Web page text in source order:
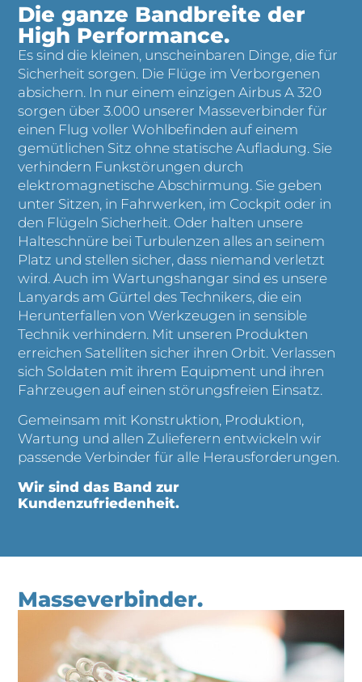
Die ganze Bandbreite der
High Performance.
Es sind die kleinen, unscheinbaren Dinge, die für
Sicherheit sorgen. Die Flüge im Verborgenen
absichern. In nur einem einzigen Airbus A 320
sorgen über 3.000 unserer Masseverbinder für
einen Flug voller Wohlbefinden auf einem
gemütlichen Sitz ohne statische Aufladung. Sie
verhindern Funkstörungen durch
elektromagnetische Abschirmung. Sie geben
unter Sitzen, in Fahrwerken, im Cockpit oder in
den Flügeln Sicherheit. Oder halten unsere
Halteschnüre bei Turbulenzen alles an seinem
Platz und stellen sicher, dass niemand verletzt
wird. Auch im Wartungshangar sind es unsere
Lanyards am Gürtel des Technikers, die ein
Herunterfallen von Werkzeugen in sensible
Technik verhindern. Mit unseren Produkten
erreichen Satelliten sicher ihren Orbit. Verlassen
sich Soldaten mit ihrem Equipment und ihren
Fahrzeugen auf einen störungsfreien Einsatz.
Gemeinsam mit Konstruktion, Produktion,
Wartung und allen Zulieferern entwickeln wir
passende Verbinder für alle Herausforderungen.
Wir sind das Band zur
Kundenzufriedenheit.
Masseverbinder.